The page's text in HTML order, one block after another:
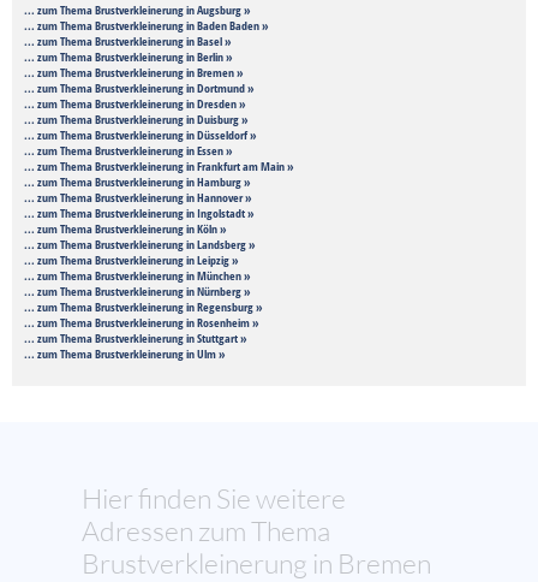
... zum Thema Brustverkleinerung in Augsburg »
... zum Thema Brustverkleinerung in Baden Baden »
... zum Thema Brustverkleinerung in Basel »
... zum Thema Brustverkleinerung in Berlin »
... zum Thema Brustverkleinerung in Bremen »
... zum Thema Brustverkleinerung in Dortmund »
... zum Thema Brustverkleinerung in Dresden »
... zum Thema Brustverkleinerung in Duisburg »
... zum Thema Brustverkleinerung in Düsseldorf »
... zum Thema Brustverkleinerung in Essen »
... zum Thema Brustverkleinerung in Frankfurt am Main »
... zum Thema Brustverkleinerung in Hamburg »
... zum Thema Brustverkleinerung in Hannover »
... zum Thema Brustverkleinerung in Ingolstadt »
... zum Thema Brustverkleinerung in Köln »
... zum Thema Brustverkleinerung in Landsberg »
... zum Thema Brustverkleinerung in Leipzig »
... zum Thema Brustverkleinerung in München »
... zum Thema Brustverkleinerung in Nürnberg »
... zum Thema Brustverkleinerung in Regensburg »
... zum Thema Brustverkleinerung in Rosenheim »
... zum Thema Brustverkleinerung in Stuttgart »
... zum Thema Brustverkleinerung in Ulm »
Hier finden Sie weitere
Adressen zum Thema
Brustverkleinerung in Bremen